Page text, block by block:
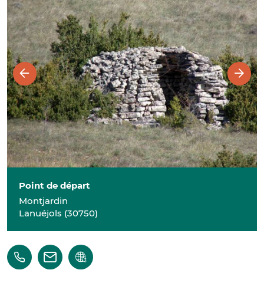
Point de départ
Montjardin
Lanuéjols (30750)